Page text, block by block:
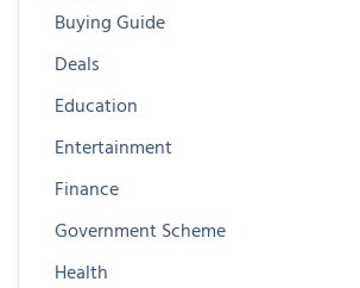
Buying Guide
Deals
Education
Entertainment
Finance
Government Scheme
Health